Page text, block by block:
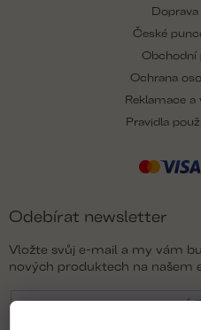
České
Obchodní
Ochrana
Reklamace
Pravidla
Odebírat newsletter
Vložte svůj e-mail a my vám
nových produktech na našem
E-